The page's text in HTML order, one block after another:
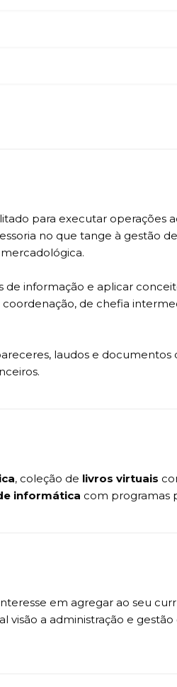
para executar operações
no que tange à gestão
de informação e aplicar
de chefia
laudos e documentos
, coleção de livros virtuais
informática com programas
em agregar ao seu
a administração e